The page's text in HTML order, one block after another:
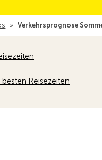
» Verkehrsprognose
Reisezeiten